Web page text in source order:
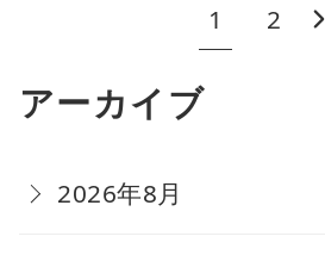
1 2
アーカイブ
2026年8月